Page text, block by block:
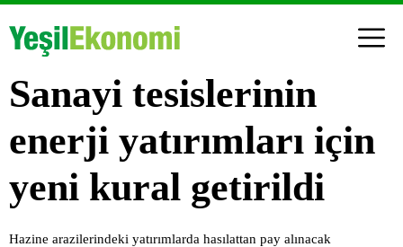
Sanayi tesislerinin
enerji yatırımları için
yeni kural getirildi
Hazine arazilerindeki yatırımlarda hasılattan pay alınacak